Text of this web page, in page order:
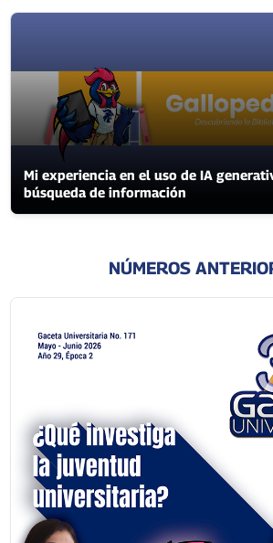
Mi experiencia en el uso de IA
búsqueda de información
NÚMEROS